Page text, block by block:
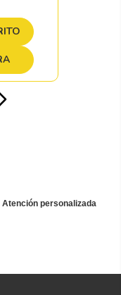
Atención personalizada